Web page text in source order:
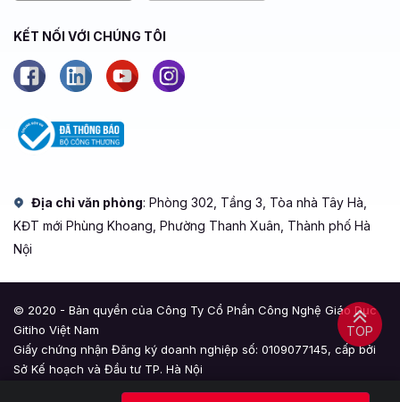
TOP
KẾT NỐI VỚI CHÚNG TÔI
Địa chỉ văn phòng: Phòng 302, Tầng 3, Tòa nhà Tây Hà,
KĐT mới Phùng Khoang, Phường Thanh Xuân, Thành phố Hà
Nội
© 2020 - Bản quyền của Công Ty Cổ Phần Công Nghệ Giáo Dục
Gitiho Việt Nam
Giấy chứng nhận Đăng ký doanh nghiệp số: 0109077145, cấp bởi
Sở Kế hoạch và Đầu tư TP. Hà Nội
Giấy phép mạng xã hội số: 588, cấp bởi Bộ Thông tin và Truyền